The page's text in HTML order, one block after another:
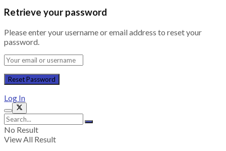
Retrieve your password
Please enter your username or email address to reset your
password.
Log In
No Result
View All Result